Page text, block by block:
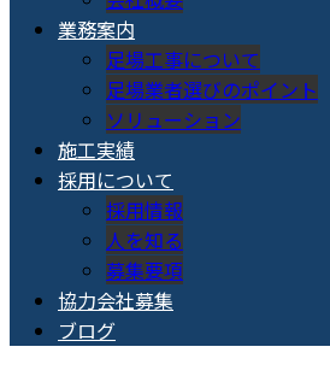
業務案内
足場工事について
足場業者選びのポイント
ソリューション
施工実績
採用について
採用情報
人を知る
募集要項
協力会社募集
ブログ